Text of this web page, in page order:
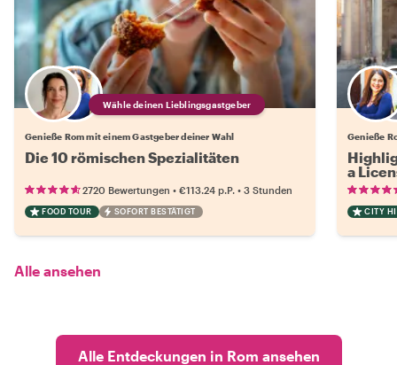
Wähle deinen Lieblingsgastgeber
Genieße Rom mit einem Gastgeber deiner Wahl
Die 10 römischen Spezialitäten
2720 Bewertungen • €113.24 p.P. • 3 Stunden
FOOD TOUR SOFORT BESTÄTIGT
Genieße
a
CITY
Alle ansehen
Alle Entdeckungen in Rom ansehen